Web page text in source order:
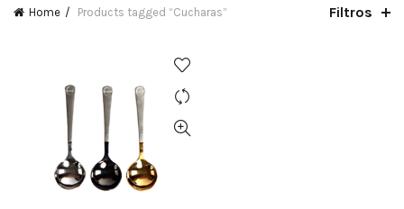
Home Products tagged “Cucharas” Filtros